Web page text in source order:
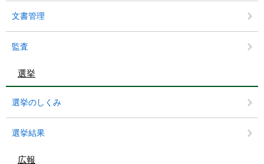
文書管理
監査
選挙
選挙のしくみ
選挙結果
広報